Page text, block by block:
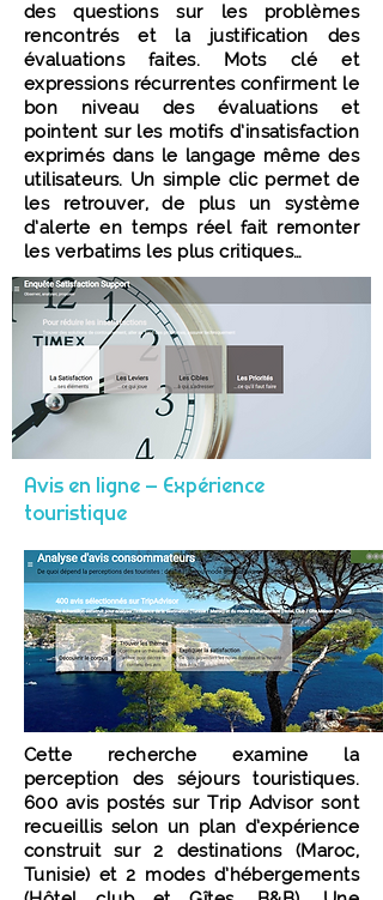
des questions sur les problèmes
rencontrés et la justification des
évaluations faites. Mots clé et
expressions récurrentes confirment le
bon niveau des évaluations et
pointent sur les motifs d’insatisfaction
exprimés dans le langage même des
utilisateurs. Un simple clic permet de
les retrouver, de plus un système
d’alerte en temps réel fait remonter
les verbatims les plus critiques…
Avis en ligne – Expérience
touristique
Cette recherche examine la
perception des séjours touristiques.
600 avis postés sur Trip Advisor sont
recueillis selon un plan d’expérience
construit sur 2 destinations (Maroc,
Tunisie) et 2 modes d’hébergements